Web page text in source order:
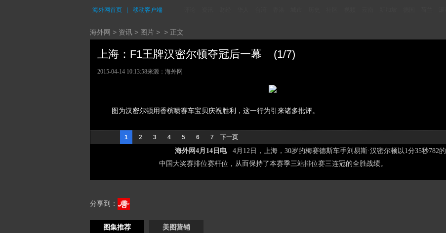
海外网首页 移动客户端
海外网 > 资讯 > 图片 > > 正文
上海：F1王牌汉密尔顿夺冠后一幕 (1/7)
2015-04-14 10:13:58来源：海外网
图为汉密尔顿用香槟喷赛车宝贝庆祝胜利，这一行为引来诸多批评。
1 2 3 4 5 6 7 下一页
海外网4月14日电 4月12日，上海，30岁的梅赛德斯车手刘易斯·汉密尔顿以1分35秒782
中国大奖赛排位赛杆位，从而保持了本赛季三站排位赛三连冠的全胜战绩。
分享到：
图集推荐 美图营销